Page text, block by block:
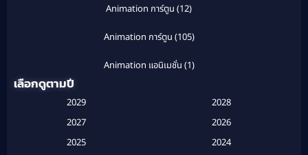
Animation การ์ตูน (12)
Animation การ์ตูน (105)
Animation แอนิเมชั่น (1)
เลือกดูตามปี
2029
2028
2027
2026
2025
2024